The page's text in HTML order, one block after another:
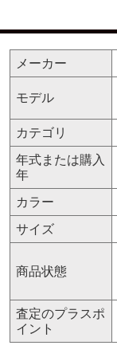
メーカー
モデル
カテゴリ
年式または購入
年
カラー
サイズ
商品状態
査定のプラスポ
イント